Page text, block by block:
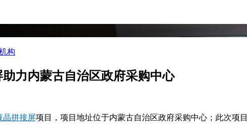
构
力内蒙古自治区政府采购中心
晶拼接屏项目，项目地址位于内蒙古自治区政府采购中心；此次项